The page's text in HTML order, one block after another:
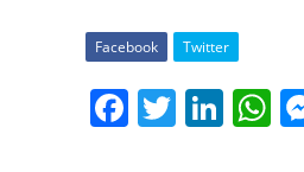
Facebook Twitter
F T Li